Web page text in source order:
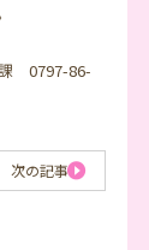
0797-86-
次の記事